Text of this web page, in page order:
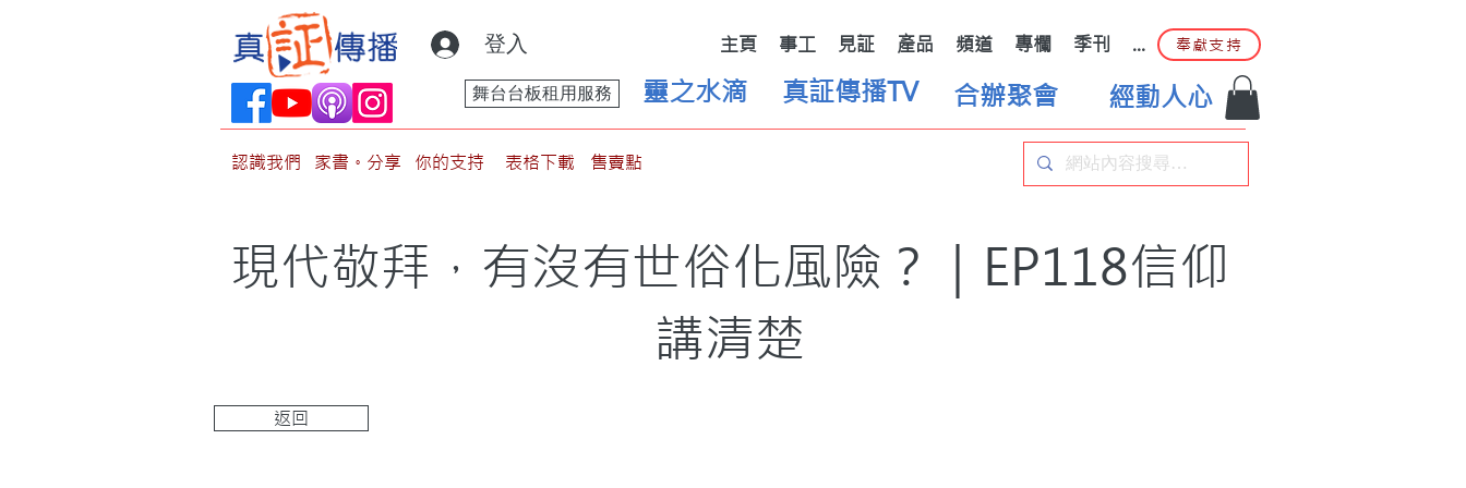
登入 主頁 事工 見証 產品 頻道 專欄 季刊 ... 奉獻支持
靈之水滴
舞台台板租用服務 真証傳播TV 合辦聚會 經動人心
認識我們 家書。分享 你的支持 表格下載 售賣點
現代敬拜，有沒有世俗化風險？｜EP118信仰
講清楚
返回